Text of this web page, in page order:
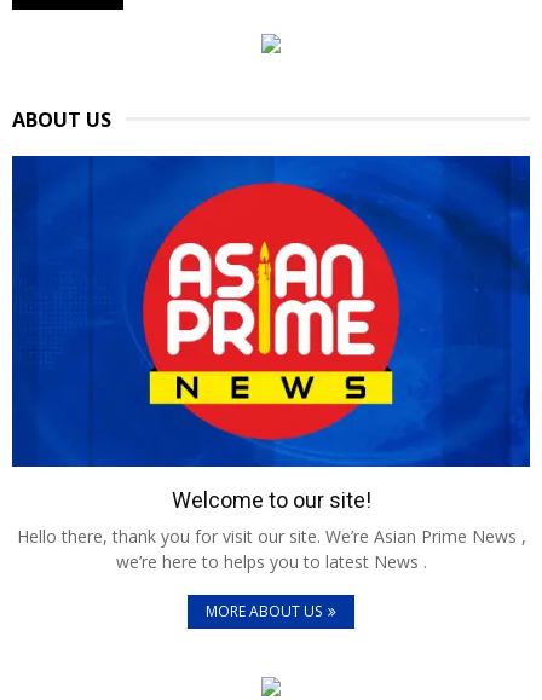
ABOUT US
Welcome to our site!
Hello there, thank you for visit our site. We’re Asian Prime News ,
we’re here to helps you to latest News .
MORE ABOUT US